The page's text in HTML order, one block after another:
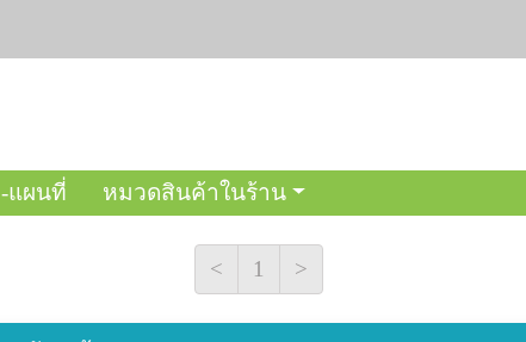
แผนที่ หมวดสินค้าในร้าน
< 1 >